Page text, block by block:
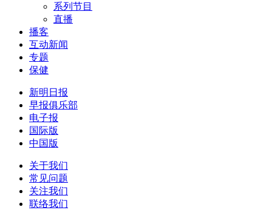
系列节目
直播
播客
互动新闻
专题
保健
新明日报
早报俱乐部
电子报
国际版
中国版
关于我们
常见问题
关注我们
联络我们